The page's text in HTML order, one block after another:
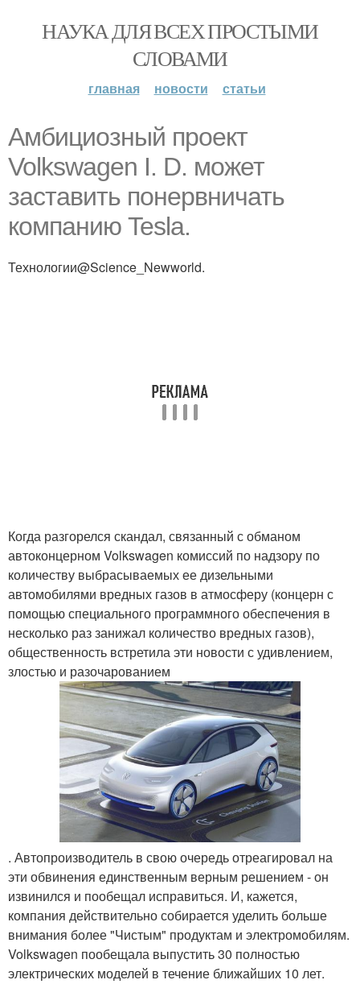
НАУКА ДЛЯ ВСЕХ ПРОСТЫМИ
СЛОВАМИ
главная новости статьи
Амбициозный проект
Volkswagen I. D. может
заставить понервничать
компанию Tesla.
Технологии@Science_Newworld.
Когда разгорелся скандал, связанный с обманом
автоконцерном Volkswagen комиссий по надзору по
количеству выбрасываемых ее дизельными
автомобилями вредных газов в атмосферу (концерн с
помощью специального программного обеспечения в
несколько раз занижал количество вредных газов),
общественность встретила эти новости с удивлением,
злостью и разочарованием
. Автопроизводитель в свою очередь отреагировал на
эти обвинения единственным верным решением - он
извинился и пообещал исправиться. И, кажется,
компания действительно собирается уделить больше
внимания более "Чистым" продуктам и электромобилям.
Volkswagen пообещала выпустить 30 полностью
электрических моделей в течение ближайших 10 лет.